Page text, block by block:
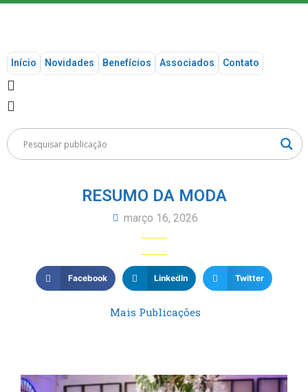
Início Novidades Benefícios Associados Contato
RESUMO DA MODA
março 16, 2026
Facebook LinkedIn Twitter
Mais Publicações